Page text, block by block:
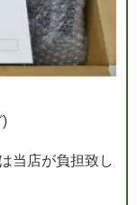
)
当店が負担致し